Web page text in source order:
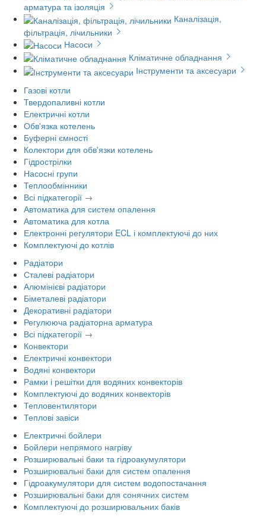
арматура та ізоляція
Каналізація,
фільтрація, лічильники
Насоси
Кліматичне обладнання
Інструменти та аксесуари
Газові котли
Твердопаливні котли
Електричні котли
Обв'язка котелень
Буферні ємності
Колектори для обв'язки котелень
Гідрострілки
Насосні групи
Теплообмінники
Всі підкатегорії →
Автоматика для систем опалення
Автоматика для котла
Електронні регулятори ECL і комплектуючі до них
Комплектуючі до котлів
Радіатори
Сталеві радіатори
Алюмінієві радіатори
Біметалеві радіатори
Декоративні радіатори
Регулююча радіаторна арматура
Всі підкатегорії →
Конвектори
Електричні конвектори
Водяні конвектори
Рамки і решітки для водяних конвекторів
Комплектуючі до водяних конвекторів
Тепловентилятори
Теплові завіси
Електричні бойлери
Бойлери непрямого нагріву
Розширювальні баки та гідроакумулятори
Розширювальні баки для систем опалення
Гідроакумулятори для систем водопостачання
Розширювальні баки для сонячних систем
Комплектуючі до розширювальних баків